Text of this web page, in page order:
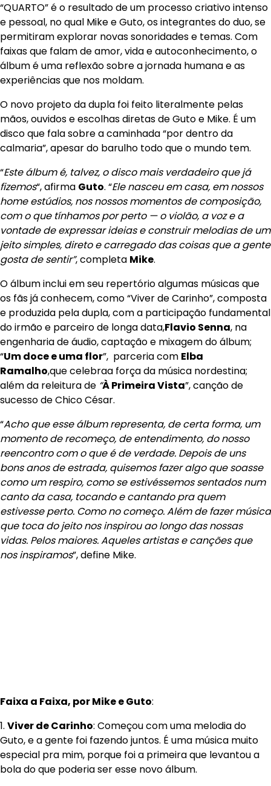
“QUARTO” é o resultado de um processo criativo intenso
e pessoal, no qual Mike e Guto, os integrantes do duo, se
permitiram explorar novas sonoridades e temas. Com
faixas que falam de amor, vida e autoconhecimento, o
álbum é uma reflexão sobre a jornada humana e as
experiências que nos moldam.
O novo projeto da dupla foi feito literalmente pelas
mãos, ouvidos e escolhas diretas de Guto e Mike. É um
disco que fala sobre a caminhada “por dentro da
calmaria”, apesar do barulho todo que o mundo tem.
“Este álbum é, talvez, o disco mais verdadeiro que já
fizemos“, afirma Guto. “Ele nasceu em casa, em nossos
home estúdios, nos nossos momentos de composição,
com o que tínhamos por perto — o violão, a voz e a
vontade de expressar ideias e construir melodias de um
jeito simples, direto e carregado das coisas que a gente
gosta de sentir”, completa Mike.
O álbum inclui em seu repertório algumas músicas que
os fãs já conhecem, como “Viver de Carinho”, composta
e produzida pela dupla, com a participação fundamental
do irmão e parceiro de longa data,Flavio Senna, na
engenharia de áudio, captação e mixagem do álbum;
“Um doce e uma flor”, parceria com Elba
Ramalho,que celebraa força da música nordestina;
além da releitura de “À Primeira Vista”, canção de
sucesso de Chico César.
“Acho que esse álbum representa, de certa forma, um
momento de recomeço, de entendimento, do nosso
reencontro com o que é de verdade. Depois de uns
bons anos de estrada, quisemos fazer algo que soasse
como um respiro, como se estivéssemos sentados num
canto da casa, tocando e cantando pra quem
estivesse perto. Como no começo. Além de fazer música
que toca do jeito nos inspirou ao longo das nossas
vidas. Pelos maiores. Aqueles artistas e canções que
nos inspiramos”, define Mike.
Faixa a Faixa, por Mike e Guto:
1. Viver de Carinho: Começou com uma melodia do
Guto, e a gente foi fazendo juntos. É uma música muito
especial pra mim, porque foi a primeira que levantou a
bola do que poderia ser esse novo álbum.